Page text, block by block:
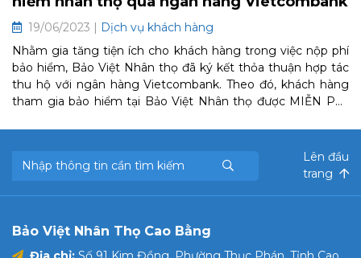
19/06/2023 | Dịch vụ khách hàng
Nhằm gia tăng tiện ích cho khách hàng trong việc nộp phí
bảo hiểm, Bảo Việt Nhân thọ đã ký kết thỏa thuận hợp tác
thu hộ với ngân hàng Vietcombank. Theo đó, khách hàng
tham gia bảo hiểm tại Bảo Việt Nhân thọ được MIỄN PHÍ
Lên đầu
trang
Bảo Việt Nhân Thọ Cao Bằng